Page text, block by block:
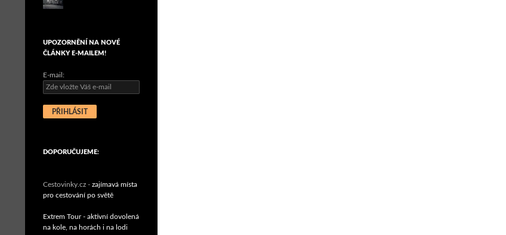
UPOZORNĚNÍ NA NOVÉ
ČLÁNKY E-MAILEM!
E-mail:
DOPORUČUJEME:
Cestovinky.cz - zajímavá místa
pro cestování po světě
Extrem Tour - aktivní dovolená
na kole, na horách i na lodi